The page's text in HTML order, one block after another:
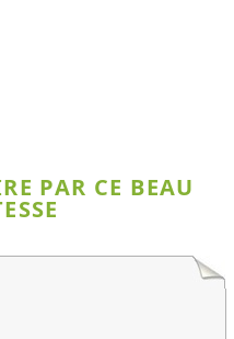
PAR CE BEAU